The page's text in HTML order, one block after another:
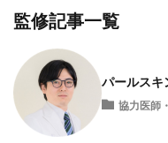
監修記事一覧
パールスキ
協力医師